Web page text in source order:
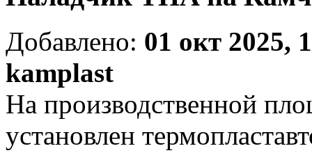
Добавлено: 01 окт 2025,
kamplast
На производственной
установлен